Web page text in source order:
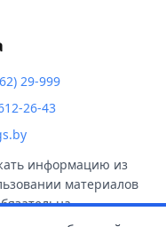
29-999
26-43
информацию из
материалов